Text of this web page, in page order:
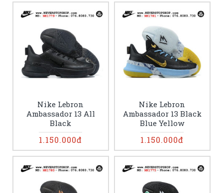
Nike Lebron
Ambassador 13 All
Black
1.150.000đ
Nike Lebron
Ambassador 13 Black
Blue Yellow
1.150.000đ